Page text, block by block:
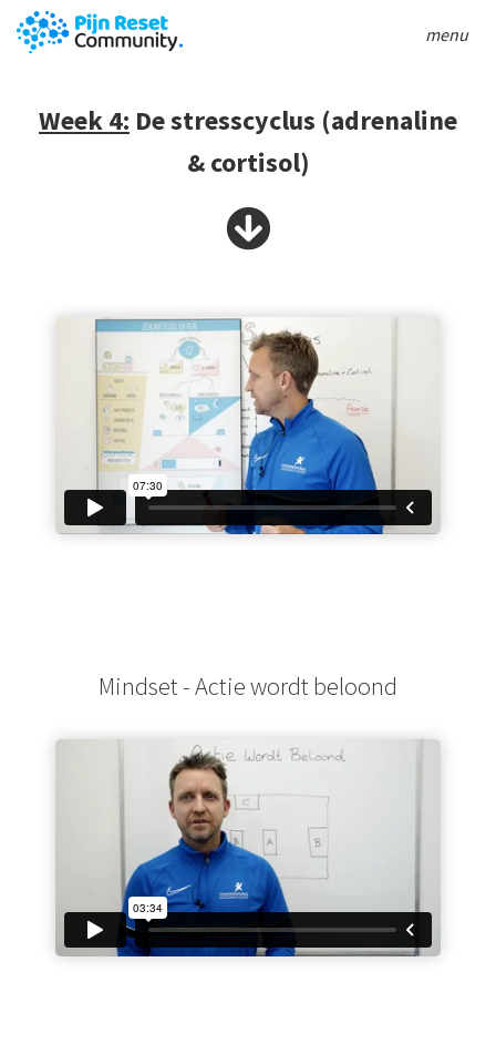
menu
Week 4: De stresscyclus (adrenaline
& cortisol)
Mindset - Actie wordt beloond